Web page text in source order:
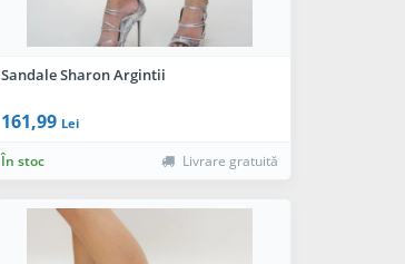
Sandale Sharon Argintii
161,99 Lei
În stoc Livrare gratuită